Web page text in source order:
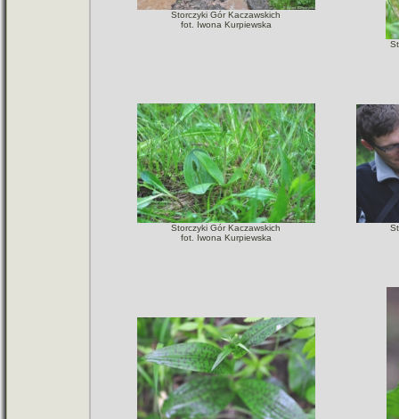
Storczyki Gór Kaczawskich
fot. Iwona Kurpiewska
Storczyki Gór Kaczawskich
fot. Iwona Kurpiewska